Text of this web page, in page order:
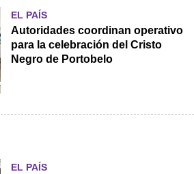
EL PAÍS
Autoridades coordinan operativo
para la celebración del Cristo
Negro de Portobelo
EL PAÍS